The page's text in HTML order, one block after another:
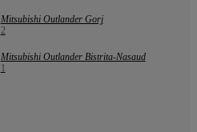
Mitsubishi Outlander Gorj
2
Mitsubishi Outlander Bistrita-Nasaud
1